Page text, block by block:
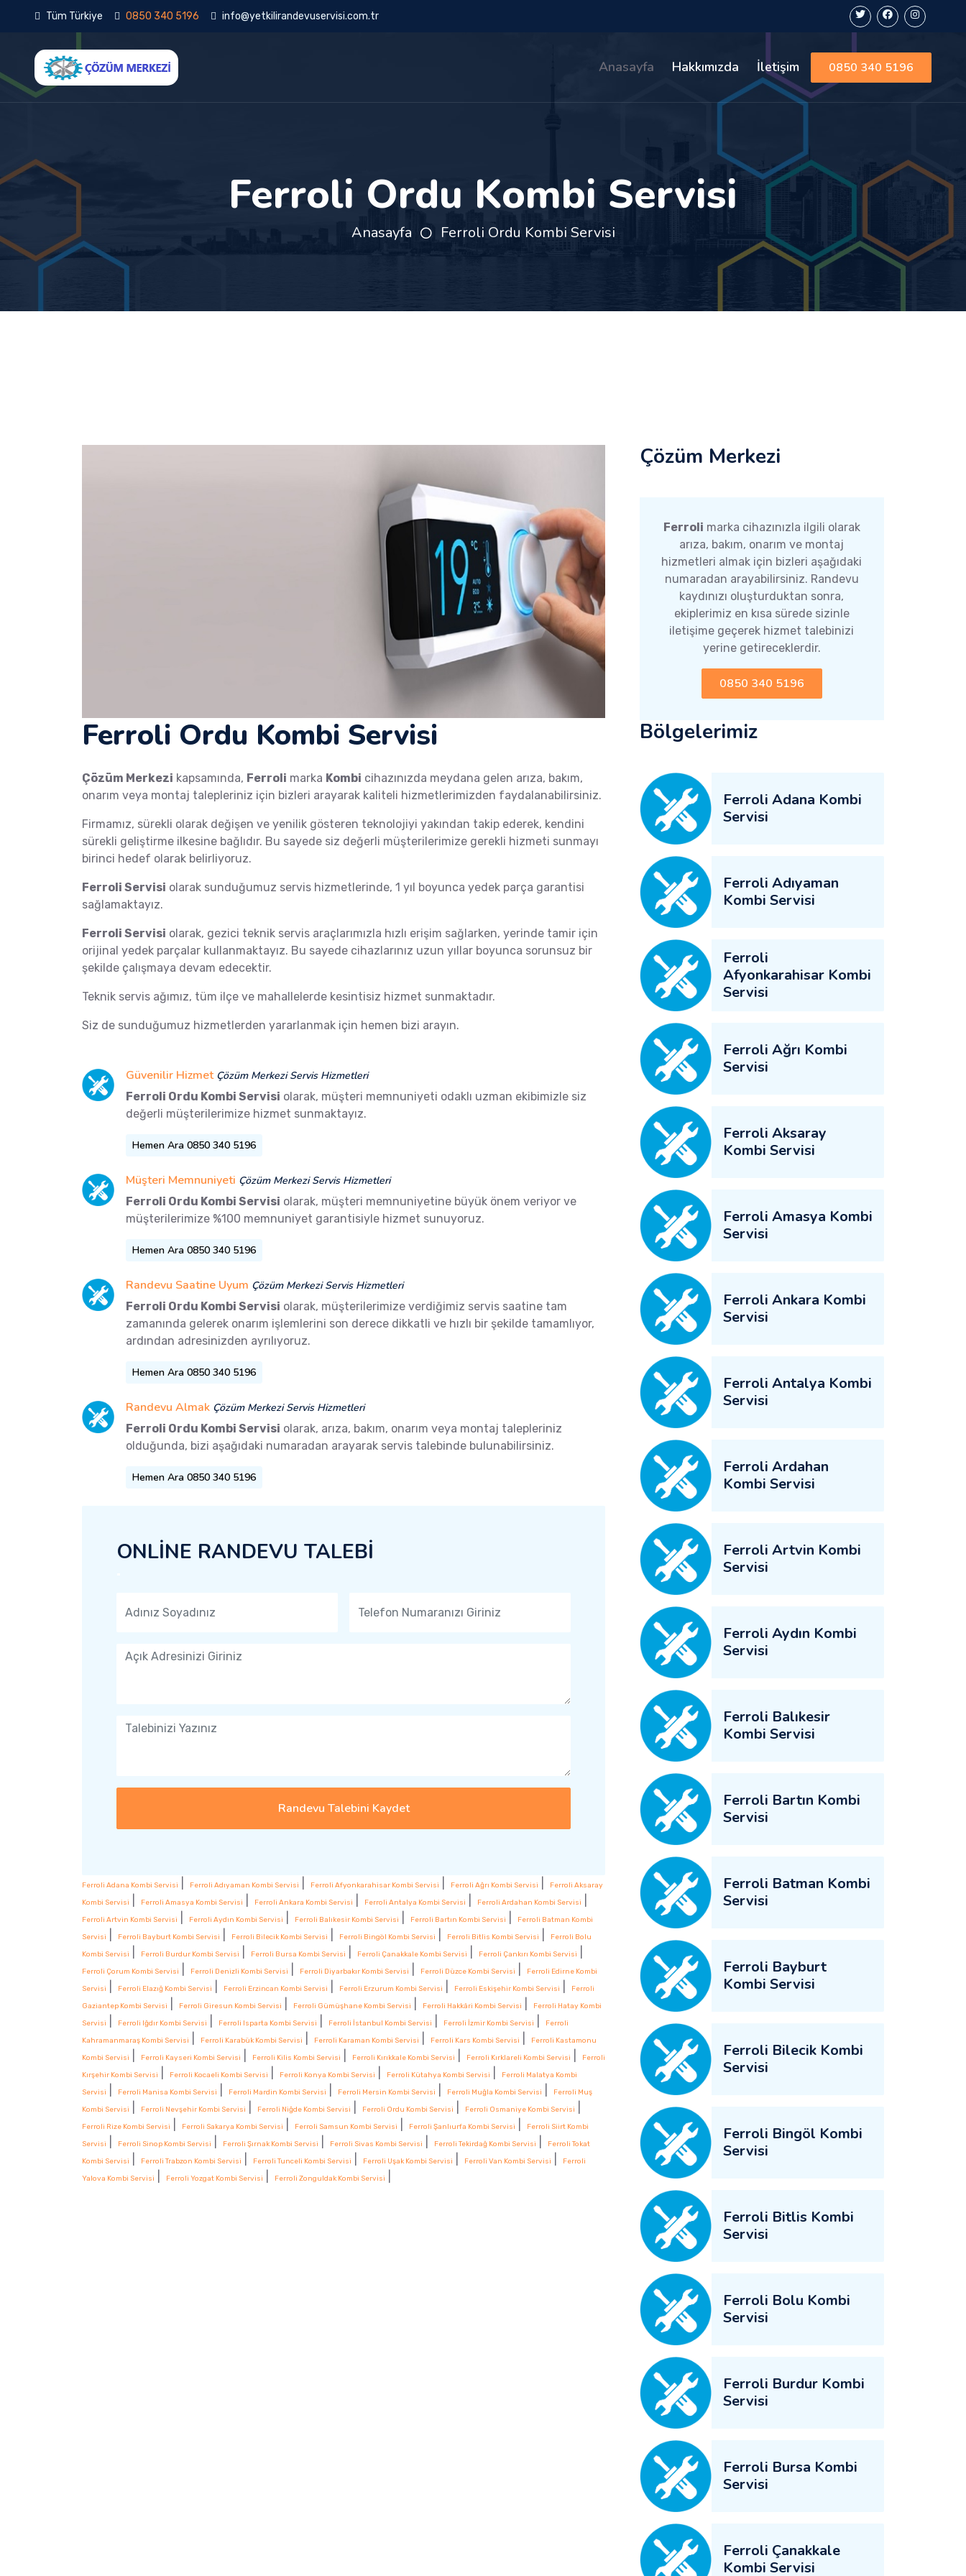
Tüm Türkiye 0850 340 5196 info@yetkilirandevuservisi.com.tr
Anasayfa Hakkımızda İletişim 0850 340 5196
Ferroli Ordu Kombi Servisi
Anasayfa Ferroli Ordu Kombi Servisi
Ferroli Ordu Kombi Servisi
Çözüm Merkezi kapsamında, Ferroli marka Kombi cihazınızda meydana gelen arıza, bakım,
onarım veya montaj talepleriniz için bizleri arayarak kaliteli hizmetlerimizden faydalanabilirsiniz.
Firmamız, sürekli olarak değişen ve yenilik gösteren teknolojiyi yakından takip ederek, kendini
sürekli geliştirme ilkesine bağlıdır. Bu sayede siz değerli müşterilerimize gerekli hizmeti sunmayı
birinci hedef olarak belirliyoruz.
Ferroli Servisi olarak sunduğumuz servis hizmetlerinde, 1 yıl boyunca yedek parça garantisi
sağlamaktayız.
Ferroli Servisi olarak, gezici teknik servis araçlarımızla hızlı erişim sağlarken, yerinde tamir için
orijinal yedek parçalar kullanmaktayız. Bu sayede cihazlarınız uzun yıllar boyunca sorunsuz bir
şekilde çalışmaya devam edecektir.
Teknik servis ağımız, tüm ilçe ve mahallelerde kesintisiz hizmet sunmaktadır.
Siz de sunduğumuz hizmetlerden yararlanmak için hemen bizi arayın.
Güvenilir Hizmet Çözüm Merkezi Servis Hizmetleri
Ferroli Ordu Kombi Servisi olarak, müşteri memnuniyeti odaklı uzman ekibimizle siz
değerli müşterilerimize hizmet sunmaktayız.
Hemen Ara 0850 340 5196
Müşteri Memnuniyeti Çözüm Merkezi Servis Hizmetleri
Ferroli Ordu Kombi Servisi olarak, müşteri memnuniyetine büyük önem veriyor ve
müşterilerimize %100 memnuniyet garantisiyle hizmet sunuyoruz.
Hemen Ara 0850 340 5196
Randevu Saatine Uyum Çözüm Merkezi Servis Hizmetleri
Ferroli Ordu Kombi Servisi olarak, müşterilerimize verdiğimiz servis saatine tam
zamanında gelerek onarım işlemlerini son derece dikkatli ve hızlı bir şekilde tamamlıyor,
ardından adresinizden ayrılıyoruz.
Hemen Ara 0850 340 5196
Randevu Almak Çözüm Merkezi Servis Hizmetleri
Ferroli Ordu Kombi Servisi olarak, arıza, bakım, onarım veya montaj talepleriniz
olduğunda, bizi aşağıdaki numaradan arayarak servis talebinde bulunabilirsiniz.
Hemen Ara 0850 340 5196
ONLİNE RANDEVU TALEBİ
Randevu Talebini Kaydet
Ferroli Adana Kombi Servisi Ferroli Adıyaman Kombi Servisi Ferroli Afyonkarahisar Kombi Servisi Ferroli Ağrı Kombi Servisi
Ferroli Aksaray
Kombi Servisi
Ferroli Amasya Kombi Servisi Ferroli Ankara Kombi Servisi Ferroli Antalya Kombi Servisi Ferroli Ardahan Kombi Servisi
Ferroli Artvin Kombi Servisi Ferroli Aydın Kombi Servisi Ferroli Balıkesir Kombi Servisi Ferroli Bartın Kombi Servisi
Ferroli Batman Kombi
Servisi
Ferroli Bayburt Kombi Servisi Ferroli Bilecik Kombi Servisi Ferroli Bingöl Kombi Servisi Ferroli Bitlis Kombi Servisi
Ferroli Bolu
Kombi Servisi
Ferroli Burdur Kombi Servisi Ferroli Bursa Kombi Servisi Ferroli Çanakkale Kombi Servisi Ferroli Çankırı Kombi Servisi
Ferroli Çorum Kombi Servisi Ferroli Denizli Kombi Servisi Ferroli Diyarbakır Kombi Servisi Ferroli Düzce Kombi Servisi
Ferroli Edirne Kombi
Servisi
Ferroli Elazığ Kombi Servisi Ferroli Erzincan Kombi Servisi Ferroli Erzurum Kombi Servisi Ferroli Eskişehir Kombi Servisi
Ferroli
Gaziantep Kombi Servisi
Ferroli Giresun Kombi Servisi Ferroli Gümüşhane Kombi Servisi Ferroli Hakkâri Kombi Servisi
Ferroli Hatay Kombi
Servisi
Ferroli Iğdır Kombi Servisi Ferroli Isparta Kombi Servisi Ferroli İstanbul Kombi Servisi Ferroli İzmir Kombi Servisi
Ferroli
Kahramanmaraş Kombi Servisi
Ferroli Karabük Kombi Servisi Ferroli Karaman Kombi Servisi Ferroli Kars Kombi Servisi
Ferroli Kastamonu
Kombi Servisi
Ferroli Kayseri Kombi Servisi Ferroli Kilis Kombi Servisi Ferroli Kırıkkale Kombi Servisi Ferroli Kırklareli Kombi Servisi
Ferroli
Kırşehir Kombi Servisi
Ferroli Kocaeli Kombi Servisi Ferroli Konya Kombi Servisi Ferroli Kütahya Kombi Servisi
Ferroli Malatya Kombi
Servisi
Ferroli Manisa Kombi Servisi Ferroli Mardin Kombi Servisi Ferroli Mersin Kombi Servisi Ferroli Muğla Kombi Servisi
Ferroli Muş
Kombi Servisi
Ferroli Nevşehir Kombi Servisi Ferroli Niğde Kombi Servisi Ferroli Ordu Kombi Servisi Ferroli Osmaniye Kombi Servisi
Ferroli Rize Kombi Servisi Ferroli Sakarya Kombi Servisi Ferroli Samsun Kombi Servisi Ferroli Şanlıurfa Kombi Servisi
Ferroli Siirt Kombi
Servisi
Ferroli Sinop Kombi Servisi Ferroli Şırnak Kombi Servisi Ferroli Sivas Kombi Servisi Ferroli Tekirdağ Kombi Servisi
Ferroli Tokat
Kombi Servisi
Ferroli Trabzon Kombi Servisi Ferroli Tunceli Kombi Servisi Ferroli Uşak Kombi Servisi Ferroli Van Kombi Servisi
Ferroli
Yalova Kombi Servisi
Ferroli Yozgat Kombi Servisi Ferroli Zonguldak Kombi Servisi
Çözüm Merkezi
Ferroli marka cihazınızla ilgili olarak
arıza, bakım, onarım ve montaj
hizmetleri almak için bizleri aşağıdaki
numaradan arayabilirsiniz. Randevu
kaydınızı oluşturduktan sonra,
ekiplerimiz en kısa sürede sizinle
iletişime geçerek hizmet talebinizi
yerine getireceklerdir.
0850 340 5196
Bölgelerimiz
Ferroli Adana Kombi
Servisi
Ferroli Adıyaman
Kombi Servisi
Ferroli
Afyonkarahisar Kombi
Servisi
Ferroli Ağrı Kombi
Servisi
Ferroli Aksaray
Kombi Servisi
Ferroli Amasya Kombi
Servisi
Ferroli Ankara Kombi
Servisi
Ferroli Antalya Kombi
Servisi
Ferroli Ardahan
Kombi Servisi
Ferroli Artvin Kombi
Servisi
Ferroli Aydın Kombi
Servisi
Ferroli Balıkesir
Kombi Servisi
Ferroli Bartın Kombi
Servisi
Ferroli Batman Kombi
Servisi
Ferroli Bayburt
Kombi Servisi
Ferroli Bilecik Kombi
Servisi
Ferroli Bingöl Kombi
Servisi
Ferroli Bitlis Kombi
Servisi
Ferroli Bolu Kombi
Servisi
Ferroli Burdur Kombi
Servisi
Ferroli Bursa Kombi
Servisi
Ferroli Çanakkale
Kombi Servisi